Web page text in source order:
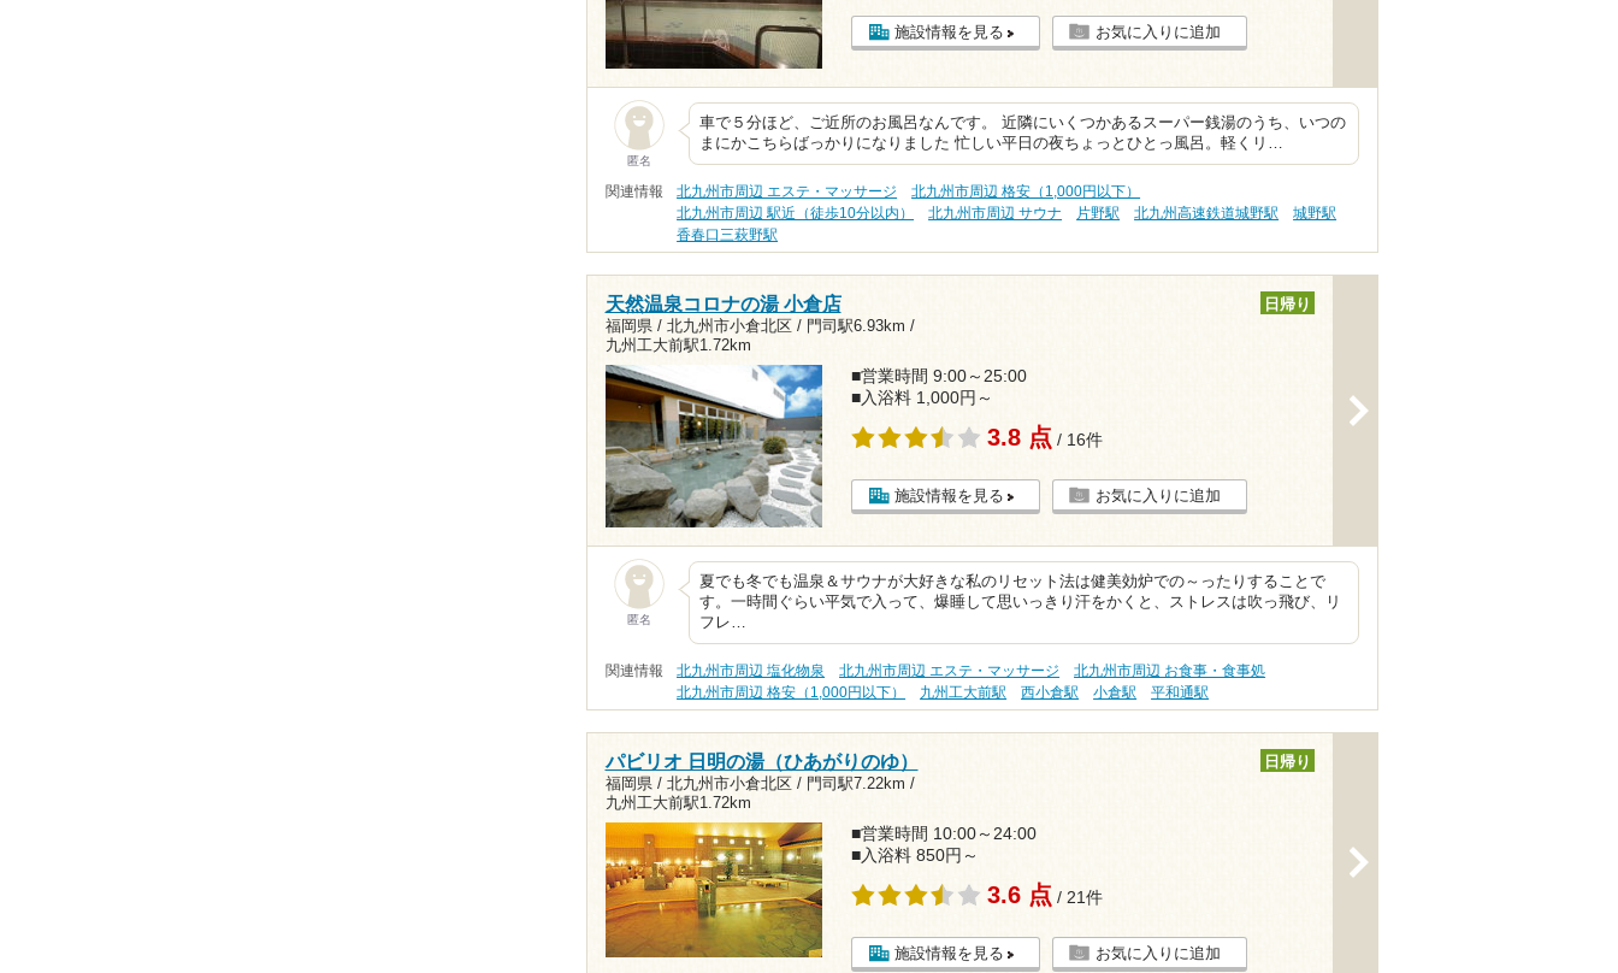
施設情報を見る お気に入りに追加
匿名
車で５分ほど、ご近所のお風呂なんです。 近隣にいくつかあるスーパー銭湯のうち、いつの
まにかこちらばっかりになりました 忙しい平日の夜ちょっとひとっ風呂。軽くリ…
関連情報 北九州市周辺 エステ・マッサージ
北九州市周辺 格安（1,000円以下）
北九州市周辺 駅近（徒歩10分以内）
北九州市周辺 サウナ 片野駅 北九州高速鉄道城野駅
城野駅
香春口三萩野駅
天然温泉コロナの湯 小倉店
福岡県 / 北九州市小倉北区 / 門司駅6.93km /
九州工大前駅1.72km
日帰り
■営業時間 9:00～25:00
■入浴料 1,000円～
3.8 点 / 16件
施設情報を見る お気に入りに追加
匿名
夏でも冬でも温泉＆サウナが大好きな私のリセット法は健美効炉での～ったりすることで
す。一時間ぐらい平気で入って、爆睡して思いっきり汗をかくと、ストレスは吹っ飛び、リ
フレ…
関連情報 北九州市周辺 塩化物泉 北九州市周辺 エステ・マッサージ
北九州市周辺 お食事・食事処
北九州市周辺 格安（1,000円以下）
九州工大前駅 西小倉駅 小倉駅 平和通駅
パビリオ 日明の湯（ひあがりのゆ）
福岡県 / 北九州市小倉北区 / 門司駅7.22km /
九州工大前駅1.72km
日帰り
■営業時間 10:00～24:00
■入浴料 850円～
3.6 点 / 21件
施設情報を見る お気に入りに追加